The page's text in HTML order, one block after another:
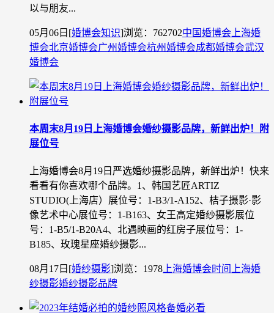
以与朋友...
05月06日 [婚博会知识]浏览：762702中国婚博会 上海婚
博会北京婚博会广州婚博会杭州婚博会成都婚博会武汉
婚博会
本周末8月19日上海婚博会婚纱摄影品牌，新鲜出炉！附
展位号
上海婚博会8月19日严选婚纱摄影品牌，新鲜出炉！快来
看看有你喜欢哪个品牌。1、韩国艺匠ARTIZ
STUDIO(上海店）展位号：1-B3/1-A152、桔子摄影·影
像艺术中心展位号：1-B163、女王高定婚纱摄影展位
号：1-B5/1-B20A4、北遇映画的红房子展位号：1-
B185、玫瑰星座婚纱摄影...
08月17日 [婚纱摄影]浏览：1978 上海婚博会时间
上海婚
纱摄影婚纱摄影品牌